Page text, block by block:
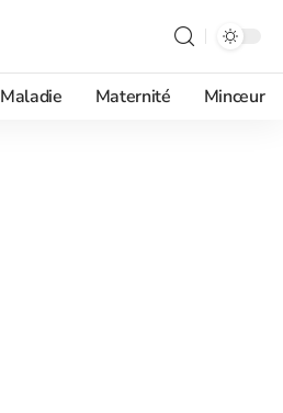
Maladie Maternité Minceur